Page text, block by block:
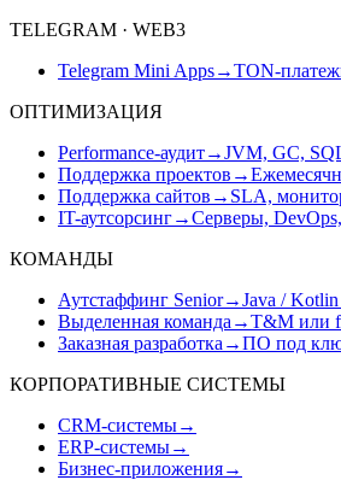
TELEGRAM · WEB3
Telegram Mini Apps→TON-
ОПТИМИЗАЦИЯ
Performance-аудит→JVM, GC,
Поддержка проектов →
Поддержка сайтов → SLA,
IT-аутсорсинг→Серверы,
КОМАНДЫ
Аутстаффинг Senior→Java / Kotlin
Выделенная команда →T&M или
Заказная разработка →ПО под
КОРПОРАТИВНЫЕ СИСТЕМЫ
CRM-системы→
ERP-системы→
Бизнес-приложения→